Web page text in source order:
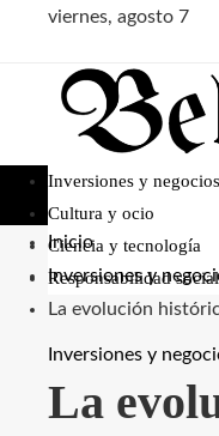
viernes, agosto 7
Inversiones y negocios
Cultura y ocio
Ciencia y tecnología
Responsabilidad social
Inicio
Inversiones y
La evolución
Inversiones y
La